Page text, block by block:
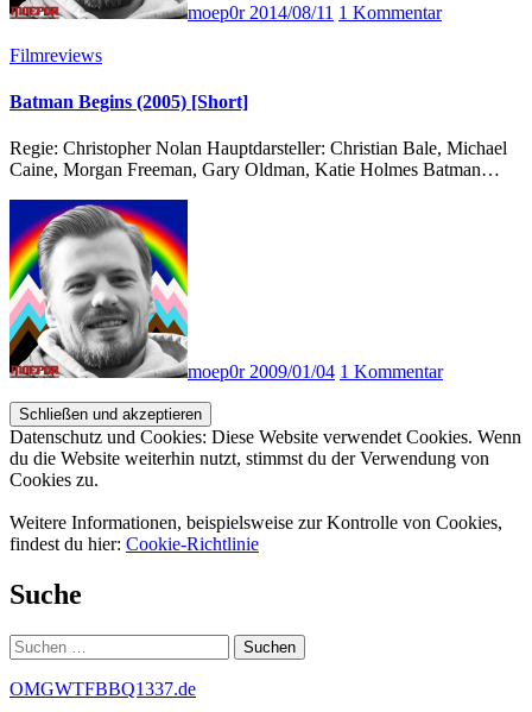
moep0r 2014/08/11 1 Kommentar
Filmreviews
Batman Begins (2005) [Short]
Regie: Christopher Nolan Hauptdarsteller: Christian Bale, Michael
Caine, Morgan Freeman, Gary Oldman, Katie Holmes Batman…
moep0r2009/01/04 1 Kommentar
Datenschutz und Cookies: Diese Website verwendet Cookies. Wenn
du die Website weiterhin nutzt, stimmst du der Verwendung von
Cookies zu.
Weitere Informationen, beispielsweise zur Kontrolle von Cookies,
findest du hier: Cookie-Richtlinie
Suche
Suchen
nach:
OMGWTFBBQ1337.de